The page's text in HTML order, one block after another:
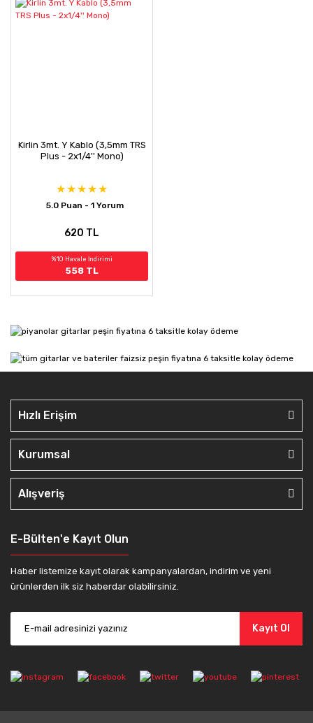
Kirlin 3mt. Y Kablo (3,5mm TRS
Plus - 2x1/4'' Mono)
5.0 Puan - 1 Yorum
620 TL
%10 Havale İndirimi
558 TL
Hızlı Erişim
Kurumsal
Alışveriş
E-Bülten'e Kayıt Olun
Haber listemize kayıt olarak kampanyalardan, indirim ve yeni
ürünlerden ilk siz haberdar olabilirsiniz.
Kayıt Ol